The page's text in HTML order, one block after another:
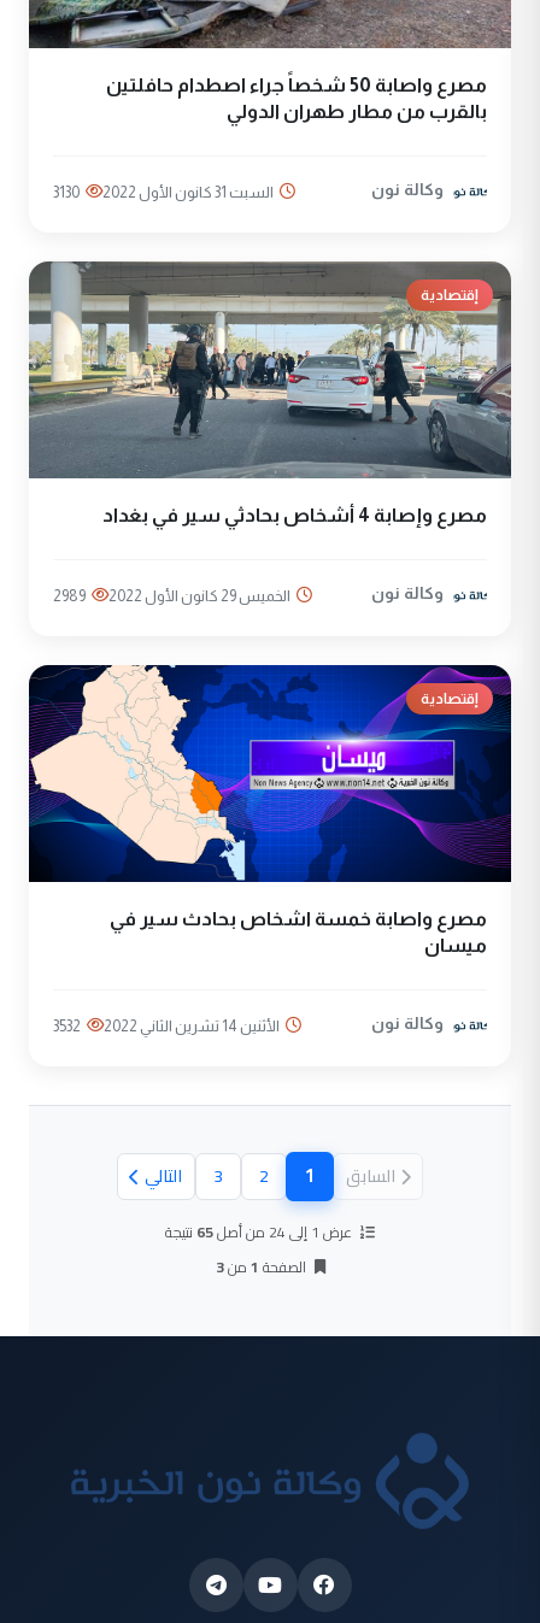
مصرع واصابة 50 شخصاً جراء اصطدام حافلتين
بالقرب من مطار طهران الدولي
وكالة نون السبت 31 كانون الأول 2022 3130
إقتصادية
مصرع وإصابة 4 أشخاص بحادثي سير في بغداد
وكالة نون الخميس 29 كانون الأول 2022 2989
إقتصادية
مصرع واصابة خمسة اشخاص بحادث سير في
ميسان
وكالة نون الأثنين 14 تشرين الثاني 2022 3532
السابق 1
(الصفحة الحالية)
2
3 التالي
عرض 1 إلى 24 من أصل 65 نتيجة
الصفحة 1من3